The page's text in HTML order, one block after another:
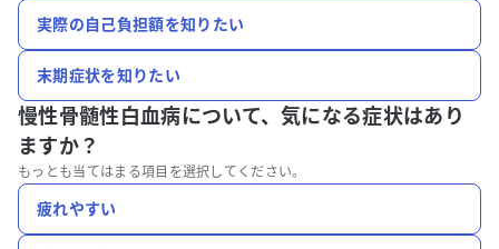
実際の自己負担額を知りたい
末期症状を知りたい
慢性骨髄性白血病について、気になる症状はあり
ますか？
もっとも当てはまる項目を選択してください。
疲れやすい